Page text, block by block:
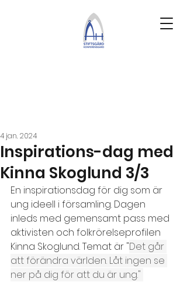
Inspirations-dag med
Kinna Skoglund 3/3
4 jan. 2024
En inspirationsdag för dig som är
ung ideell i församling. Dagen
inleds med gemensamt pass med
aktivisten och folkrörelseprofilen
Kinna Skoglund. Temat är "Det går
att förändra världen. Låt ingen se
ner på dig för att du är ung."